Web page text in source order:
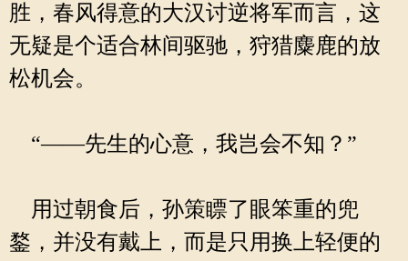
胜，春风得意的大汉讨逆将军而言，这
无疑是个适合林间驱驰，狩猎麋鹿的放
松机会。
“——先生的心意，我岂会不知？”
用过朝食后，孙策瞟了眼笨重的兜
鍪，并没有戴上，而是只用换上轻便的